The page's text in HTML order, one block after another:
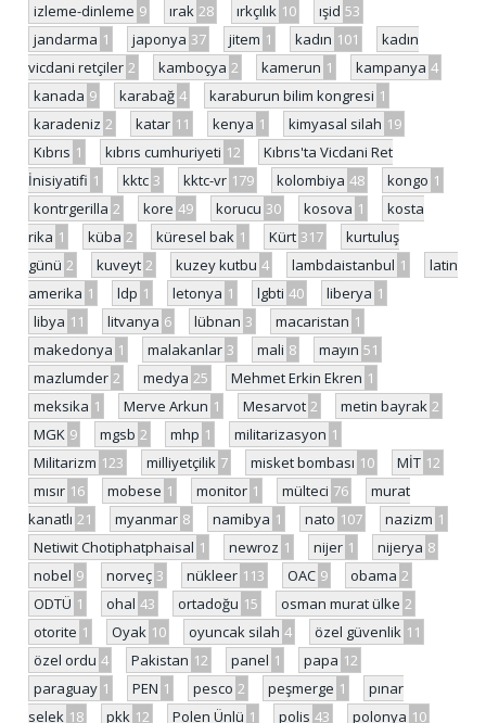
izleme-dinleme 9 ırak 28 ırkçılık 10 ışid 53
jandarma 1 japonya 37 jitem 1 kadın 101
kadın
vicdani retçiler 2 kamboçya 2 kamerun 1 kampanya 4
kanada 9 karabağ 4 karaburun bilim kongresi 1
karadeniz 2 katar 11 kenya 1 kimyasal silah 19
Kıbrıs 1 kıbrıs cumhuriyeti 12
Kıbrıs'ta Vicdani Ret
İnisiyatifi 1 kktc 3 kktc-vr 179 kolombiya 48 kongo 1
kontrgerilla 2 kore 49 korucu 30 kosova 1
kosta
rika 1 küba 2 küresel bak 1 Kürt 317
kurtuluş
günü 2 kuveyt 2 kuzey kutbu 4 lambdaistanbul 1
latin
amerika 1 ldp 1 letonya 1 lgbti 40 liberya 1
libya 11 litvanya 6 lübnan 3 macaristan 1
makedonya 1 malakanlar 3 mali 8 mayın 51
mazlumder 2 medya 25 Mehmet Erkin Ekren 1
meksika 1 Merve Arkun 1 Mesarvot 2 metin bayrak 2
MGK 9 mgsb 2 mhp 1 militarizasyon 1
Militarizm 123 milliyetçilik 7 misket bombası 10 MİT 12
mısır 16 mobese 1 monitor 1 mülteci 76
murat
kanatlı 21 myanmar 8 namibya 1 nato 107 nazizm 1
Netiwit Chotiphatphaisal 1 newroz 1 nijer 1 nijerya 8
nobel 9 norveç 3 nükleer 113 OAC 9 obama 2
ODTÜ 1 ohal 43 ortadoğu 15 osman murat ülke 2
otorite 1 Oyak 10 oyuncak silah 4 özel güvenlik 11
özel ordu 4 Pakistan 12 panel 1 papa 12
paraguay 1 PEN 1 pesco 2 peşmerge 1
pınar
selek 18 pkk 12 Polen Ünlü 1 polis 43 polonya 10